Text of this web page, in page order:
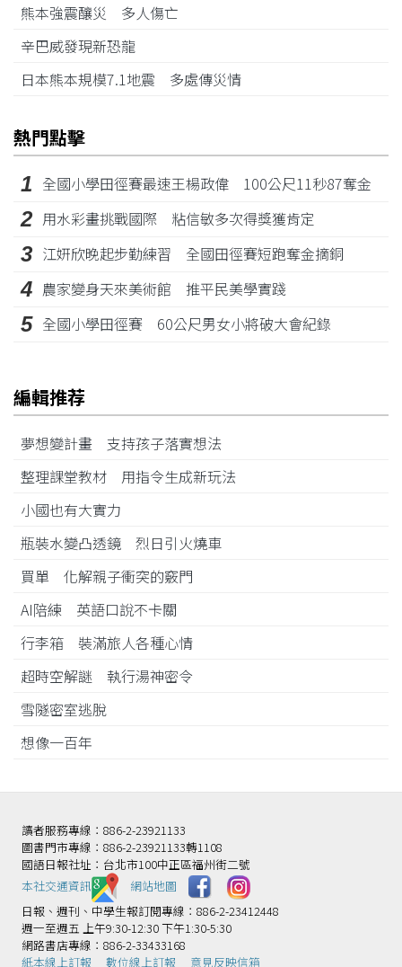
熊本強震釀災 多人傷亡
辛巴威發現新恐龍
日本熊本規模7.1地震 多處傳災情
熱門點擊
1 全國小學田徑賽最速王楊政偉 100公尺11秒87奪金
2 用水彩畫挑戰國際 粘信敏多次得獎獲肯定
3 江姸欣晚起步勤練習 全國田徑賽短跑奪金摘銅
4 農家變身天來美術館 推平民美學實踐
5 全國小學田徑賽 60公尺男女小將破大會紀錄
編輯推荐
夢想變計畫 支持孩子落實想法
整理課堂教材 用指令生成新玩法
小國也有大實力
瓶裝水變凸透鏡 烈日引火燒車
買單 化解親子衝突的竅門
AI陪練 英語口說不卡關
行李箱 裝滿旅人各種心情
超時空解謎 執行湯神密令
雪隧密室逃脫
想像一百年
讀者服務專線：886-2-23921133
圖書門市專線：886-2-23921133轉1108
國語日報社址：台北市100中正區福州街二號
本社交通資訊️
網站地圖
日報、週刊、中學生報訂閱專線：886-2-23412448
週一至週五 上午9:30-12:30 下午1:30-5:30
網路書店專線：886-2-33433168
紙本線上訂報
數位線上訂報 意見反映信箱